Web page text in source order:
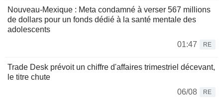
Nouveau-Mexique : Meta condamné à verser 567 millions
de dollars pour un fonds dédié à la santé mentale des
adolescents
01:47
RE
Trade Desk prévoit un chiffre d'affaires trimestriel décevant,
le titre chute
06/08
RE